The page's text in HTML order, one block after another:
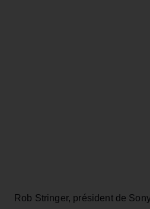
Rob Stringer, président de